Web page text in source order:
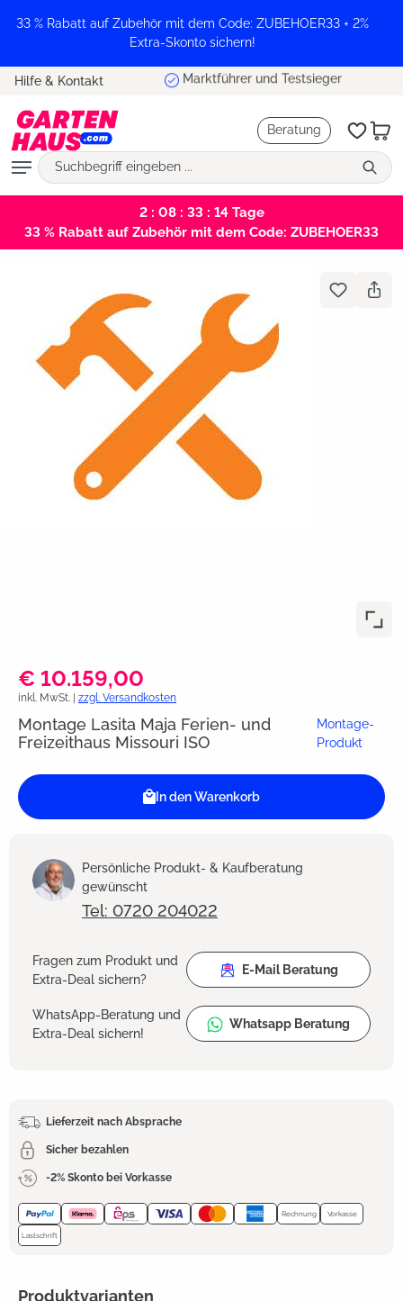
springen
33 % Rabatt auf Zubehör mit dem Code: ZUBEHOER33 + 2%
Extra-Skonto sichern!
Hilfe & Kontakt Marktführer und Testsieger
Beratung
2 : 08 : 33 : 13Tage
33 % Rabatt auf Zubehör mit dem Code: ZUBEHOER33
€ 10.159,00
inkl. MwSt. | zzgl. Versandkosten
Montage Lasita Maja Ferien- und
Freizeithaus Missouri ISO
Montage-
Produkt
In den Warenkorb
Persönliche Produkt- & Kaufberatung
gewünscht
Tel: 0720 204022
Fragen zum Produkt und
Extra-Deal sichern?
E-Mail Beratung
WhatsApp-Beratung und
Extra-Deal sichern!
Whatsapp Beratung
Lieferzeit nach Absprache
Sicher bezahlen
-2% Skonto bei Vorkasse
Rechnung Vorkasse
Lastschrift
Produktvarianten